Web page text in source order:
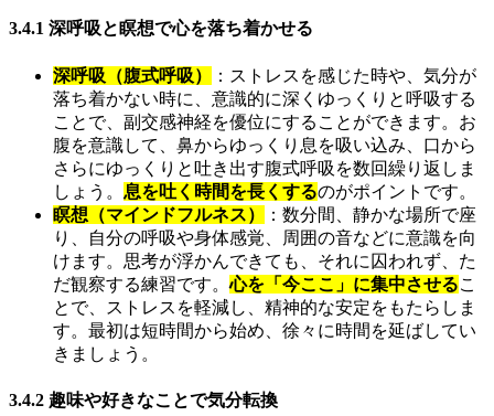
3.4.1 深呼吸と瞑想で心を落ち着かせる
深呼吸（腹式呼吸）
：ストレスを感じた時や、気分が
落ち着かない時に、意識的に深くゆっくりと呼吸する
ことで、副交感神経を優位にすることができます。お
腹を意識して、鼻からゆっくり息を吸い込み、口から
さらにゆっくりと吐き出す腹式呼吸を数回繰り返しま
しょう。 息を吐く時間を長くするのがポイントです。
瞑想（マインドフルネス）
：数分間、静かな場所で座
り、自分の呼吸や身体感覚、周囲の音などに意識を向
けます。思考が浮かんできても、それに囚われず、た
だ観察する練習です。心を「今ここ」に集中させるこ
とで、ストレスを軽減し、精神的な安定をもたらしま
す。最初は短時間から始め、徐々に時間を延ばしてい
きましょう。
3.4.2 趣味や好きなことで気分転換